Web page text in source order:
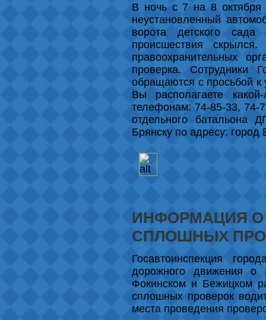
В ночь с 7 на 8 октября
неустановленный
ворота детского сада
происшествия
правоохранительных
проверка. Сотрудники
обращаются с просьбой к
Вы располагаете
телефонам: 74-85-33, 74-
отдельного
Брянску по адресу: город
ИНФОРМАЦИЯ
СПЛОШНЫХ
Госавтоинспекция
дорожного движения о
Фокинском и Бежицком
сплошных проверок
места проведения